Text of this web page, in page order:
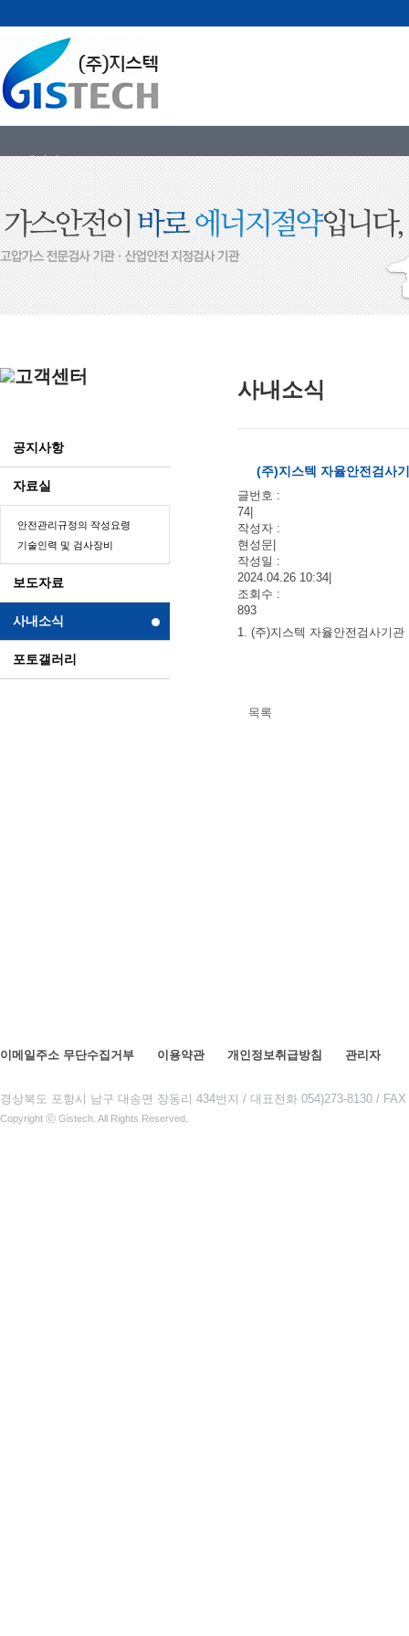
포토갤러리
공지사항
자료실
안전관리규정의 작성요령
기술인력 및 검사장비
보도자료
사내소식
포토갤러리
사내소식
(주)지스텍 자율안전검사
글번호 :
74
작성자 :
현성문
작성일 :
2024.04.26 10:34
조회수 :
893
1. (주)지스텍 자율안전검사기관
목록
이메일주소 무단수집거부 이용약관 개인정보취급방침 관리자
경상북도 포항시 남구 대송면 장동리 434번지 / 대표전화 054)273-8130 / FAX
Copyright ⓒ Gistech. All Rights Reserved.